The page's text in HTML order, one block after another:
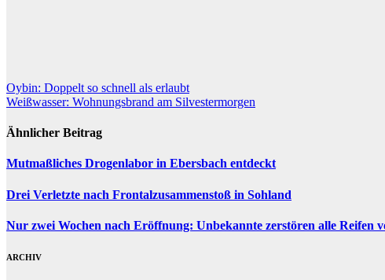
Beitragsnavigation
Oybin: Doppelt so schnell als erlaubt
Weißwasser: Wohnungsbrand am Silvestermorgen
Ähnlicher Beitrag
Mutmaßliches Drogenlabor in Ebersbach entdeckt
Drei Verletzte nach Frontalzusammenstoß in Sohland
Nur zwei Wochen nach Eröffnung: Unbekannte zerstören alle Reifen
ARCHIV